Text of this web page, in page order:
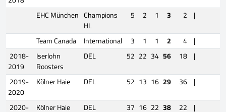
EHC München Champions
HL
5 2 1 3 2 |
Team Canada
International 3 1 1 2 4 |
2018-
2019
Iserlohn
Roosters
DEL 52 22 34 56 18 |
2019-
2020
Kölner Haie DEL 52 13 16 29 36 |
2020-
Kölner Haie DEL 37 16 22 38 22 |